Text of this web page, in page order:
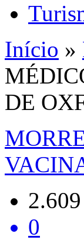
Início »
DE
2.609
0